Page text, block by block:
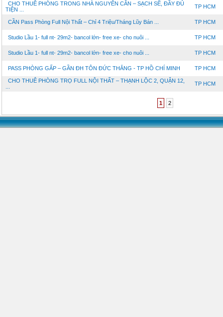
CHO THUÊ PHÒNG TRONG NHÀ NGUYÊN CĂN – SẠCH SẼ, ĐẦY ĐỦ
TIỆN ...
TP HCM
CẦN Pass Phòng Full Nội Thất – Chỉ 4 Triệu/Tháng Lũy Bán ... TP HCM
Studio Lầu 1- full nt- 29m2- bancol lớn- free xe- cho nuôi ... TP HCM
Studio Lầu 1- full nt- 29m2- bancol lớn- free xe- cho nuôi ... TP HCM
PASS PHÒNG GẤP – GẦN ĐH TÔN ĐỨC THẮNG - TP HỒ CHÍ MINH TP HCM
CHO THUÊ PHÒNG TRỌ FULL NỘI THẤT – THẠNH LỘC 2, QUẬN 12,
TP HCM
1 2